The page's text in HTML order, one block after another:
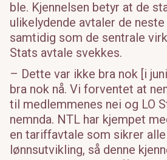
ble. Kjennelsen betyr at de
ulikelydende avtaler de
samtidig som de sentrale
Stats avtale svekkes.
– Dette var ikke bra nok [i
bra nok nå. Vi forventet at
til medlemmenes nei og LO
nemnda. NTL har kjempet
en tariffavtale som sikrer
lønnsutvikling, så denne